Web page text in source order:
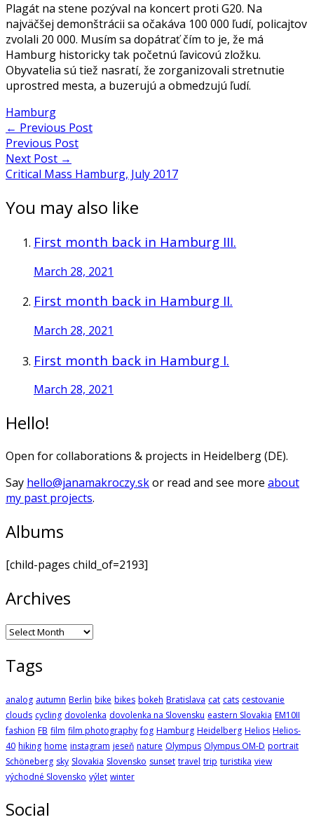
Plagát na stene pozýval na koncert proti G20. Na
najväčšej demonštrácii sa očakáva 100 000 ľudí, policajtov
zvolali 20 000. Musím sa dopátrať čím to je, že má
Hamburg historicky tak početnú ľavicovú zložku.
Obyvatelia sú tiež nasratí, že zorganizovali stretnutie
uprostred mesta, a buzerujú a obmedzujú ľudí.
Hamburg
Post
navigation
← Previous Post
Previous Post
Next Post →
Critical Mass Hamburg, July 2017
You may also like
First month back in Hamburg III.
March 28, 2021
First month back in Hamburg II.
March 28, 2021
First month back in Hamburg I.
March 28, 2021
Hello!
Open for collaborations & projects in Heidelberg (DE).
Say hello@janamakroczy.skor read and see more about
my past projects.
Albums
[child-pages child_of=2193]
Archives
Archives
Tags
analog autumn Berlin bike bikes bokeh Bratislava cat cats cestovanie
clouds cycling dovolenka dovolenka na Slovensku eastern Slovakia EM10II
fashion FB film film photography fog Hamburg Heidelberg Helios Helios-
40 hiking home instagram jeseň nature Olympus Olympus OM-D portrait
Schöneberg sky Slovakia Slovensko sunset travel trip turistika view
východné Slovensko výlet winter
Social